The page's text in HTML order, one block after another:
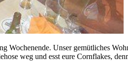
Unser gemütliches
weg und esst eure Cornflakes,